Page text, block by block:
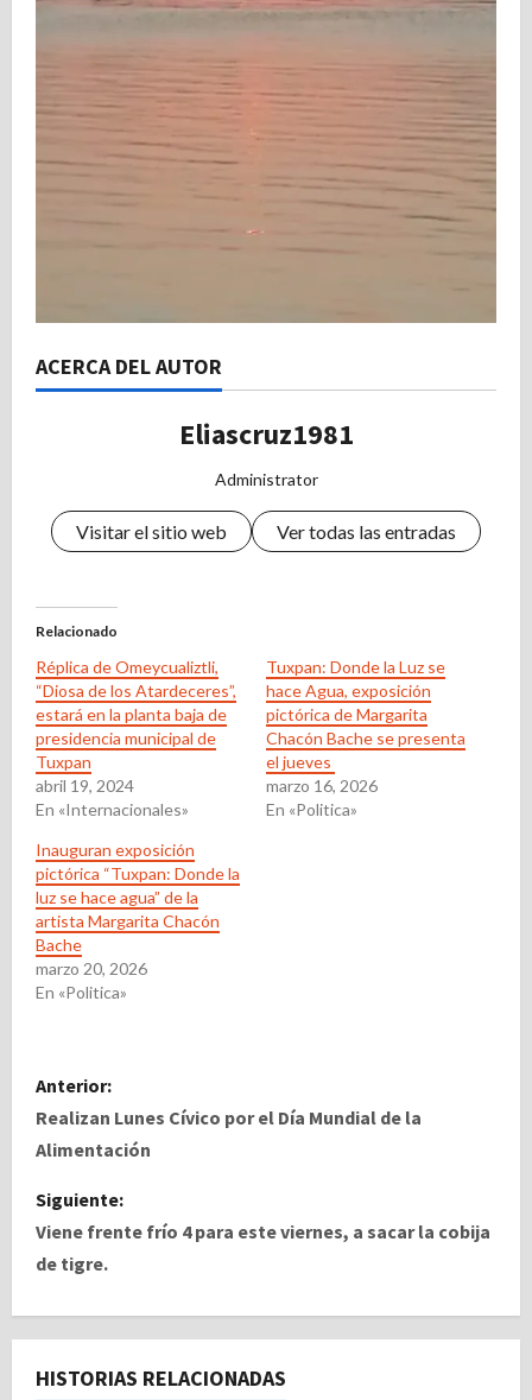
ACERCA DEL AUTOR
Eliascruz1981
Administrator
Visitar el sitio web Ver todas las entradas
Relacionado
Réplica de Omeycualiztli,
“Diosa de los Atardeceres”,
estará en la planta baja de
presidencia municipal de
Tuxpan
abril 19, 2024
En «Internacionales»
Tuxpan: Donde la Luz se
hace Agua, exposición
pictórica de Margarita
Chacón Bache se presenta
el jueves
marzo 16, 2026
En «Politica»
Inauguran exposición
pictórica “Tuxpan: Donde la
luz se hace agua” de la
artista Margarita Chacón
Bache
marzo 20, 2026
En «Politica»
N
a
e
g
a
c
Anterior:
Realizan Lunes Cívico por el Día Mundial de la
Alimentación
Siguiente:
Viene frente frío 4 para este viernes, a sacar la cobija
de tigre.
HISTORIAS RELACIONADAS